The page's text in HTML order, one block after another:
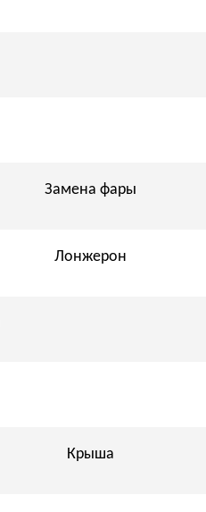
Замена фары
Лонжерон
Крыша